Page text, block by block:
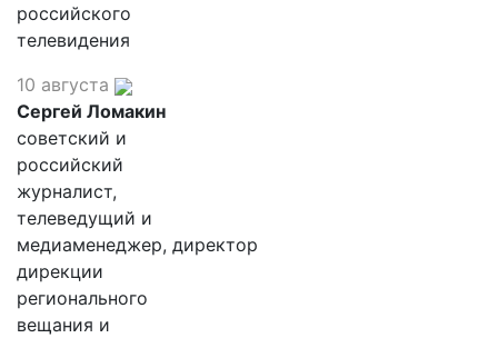
российского
телевидения
10 августа
Сергей Ломакин
советский и
российский
журналист,
телеведущий и
медиаменеджер, директор
дирекции
регионального
вещания и